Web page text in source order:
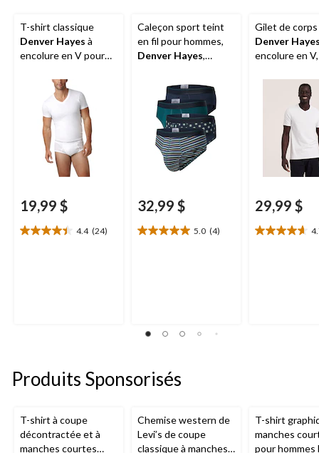
T-shirt classique
Denver Hayes à
encolure en V pour
19,99 $
4.4 (24)
4.4
Caleçon sport teint
en fil pour hommes,
Denver Hayes,
32,99 $
5.0 (4)
5.0
Gilet de corps
Denver
encolure en
29,99 $
4.7
Produits Sponsorisés
T-shirt à coupe
décontractée et à
manches courtes
Chemise western de
Levi’s de coupe
classique à manches
T-shirt
manches
pour hommes